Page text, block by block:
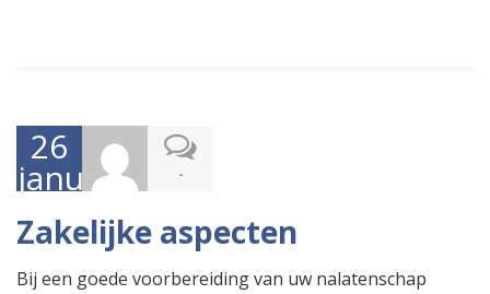
26
januari
2017
-
Zakelijke aspecten
Bij een goede voorbereiding van uw nalatenschap